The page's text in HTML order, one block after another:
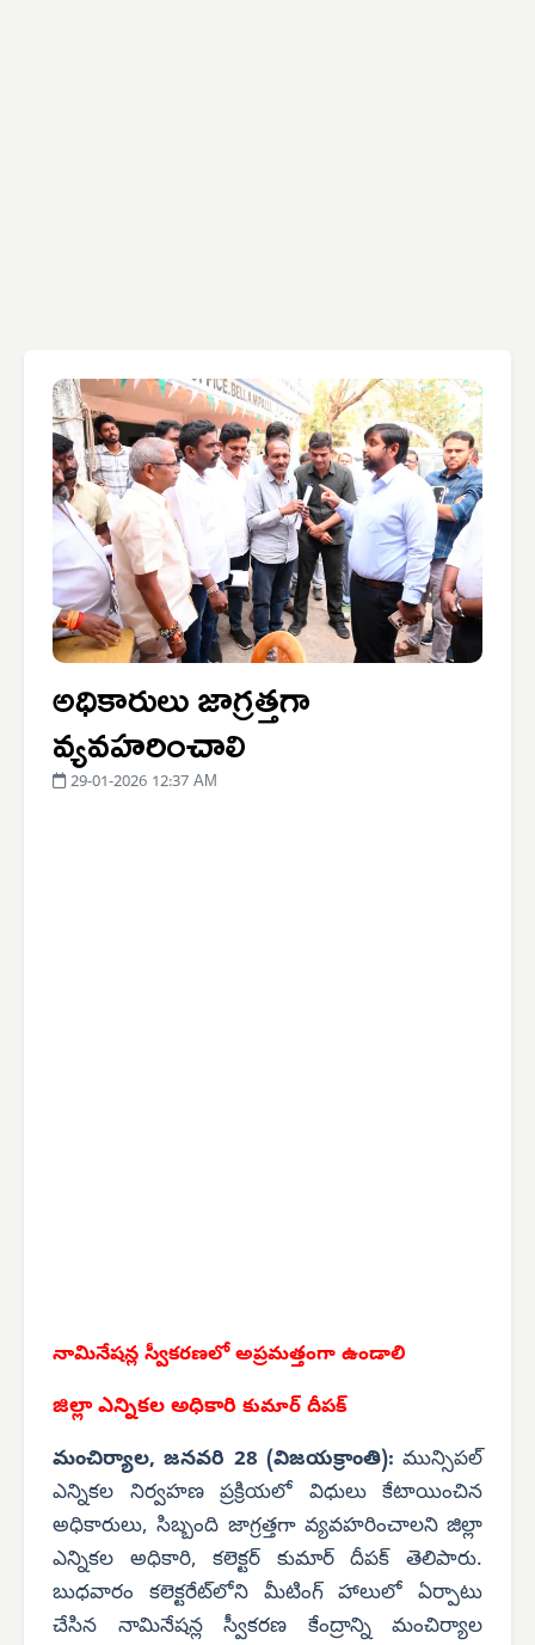
అధికారులు జాగ్రత్తగా
వ్యవహరించాలి
29-01-2026 12:37 AM
నామినేషన్ల స్వీకరణలోఅప్రమత్తంగా ఉండాలి
జిల్లా ఎన్నికల అధికారి కుమార్ దీపక్
మంచిర్యాల, జనవరి 28 (విజయక్రాంతి): మున్సిపల్
ఎన్నికల నిర్వహణ ప్రక్రియలో విధులు కేటాయించిన
అధికారులు, సిబ్బంది జాగ్రత్తగా వ్యవహరించాలని జిల్లా
ఎన్నికల అధికారి, కలెక్టర్ కుమార్ దీపక్ తెలిపారు.
బుధవారం కలెక్టరేట్‌లోని మీటింగ్ హాలులో ఏర్పాటు
చేసిన నామినేషన్ల స్వీకరణ కేంద్రాన్ని మంచిర్యాల